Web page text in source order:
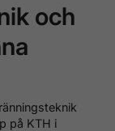
och
på KTH i